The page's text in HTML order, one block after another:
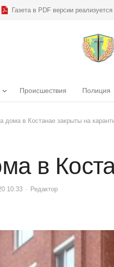
Газета в PDF версии
Происшествия Полиция
дома в Костанае закрыты на
в
10:33 Author
Редактор